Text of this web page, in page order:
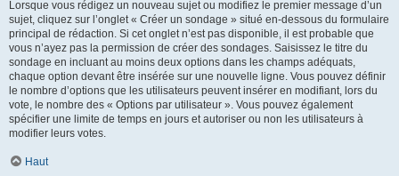
Lorsque vous rédigez un nouveau sujet ou modifiez le premier message d’un
sujet, cliquez sur l’onglet « Créer un sondage » situé en-dessous du formulaire
principal de rédaction. Si cet onglet n’est pas disponible, il est probable que
vous n’ayez pas la permission de créer des sondages. Saisissez le titre du
sondage en incluant au moins deux options dans les champs adéquats,
chaque option devant être insérée sur une nouvelle ligne. Vous pouvez définir
le nombre d’options que les utilisateurs peuvent insérer en modifiant, lors du
vote, le nombre des « Options par utilisateur ». Vous pouvez également
spécifier une limite de temps en jours et autoriser ou non les utilisateurs à
modifier leurs votes.
Haut